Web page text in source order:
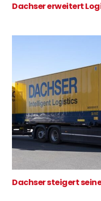
Dachser erweitert
Dachser steigert